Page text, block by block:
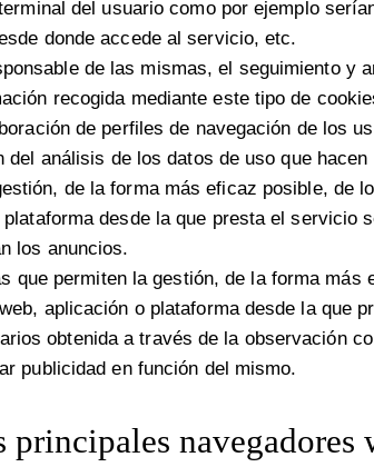
del usuario como por ejemplo
donde accede al servicio, etc.
de las mismas, el seguimiento y
recogida mediante este tipo de
de perfiles de navegación de los
análisis de los datos de uso que
de la forma más eficaz posible, de
desde la que presta el servicio
los anuncios.
que permiten la gestión, de la forma
aplicación o plataforma desde la que
obtenida a través de la observación
publicidad en función del mismo.
navegadores